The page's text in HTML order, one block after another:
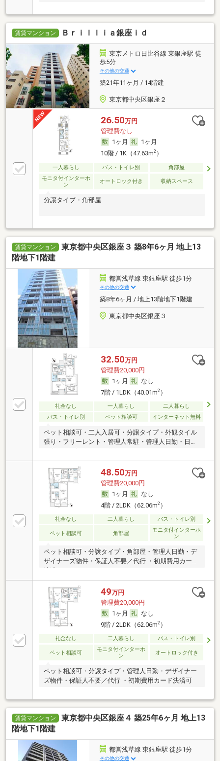
賃貸マンション Ｂｒｉｌｌｉａ銀座ｉｄ
東京メトロ日比谷線 東銀座駅 徒
歩5分
その他の交通
築21年11ヶ月 / 14階建
東京都中央区銀座２
26.50万円
管理費なし
1ヶ月
1ヶ月
10階 / 1K（47.63m2）
一人暮らし バス・トイレ別
角部屋
モニタ付インターホ
ン
オートロック付き 収納スペース
分譲タイプ・角部屋
賃貸マンション
東京都中央区銀座３ 築8年6ヶ月 地上13
階地下1階建
都営浅草線 東銀座駅 徒歩1分
その他の交通
築8年6ヶ月 / 地上13階地下1階建
東京都中央区銀座３
32.50万円
管理費20,000円
1ヶ月
なし
7階 / 1LDK（40.01m2）
礼金なし 一人暮らし
二人暮らし
バス・トイレ別
ペット相談可 インターネット無料
ペット相談可・二人入居可・分譲タイプ・外観タイル
張り・フリーレント・管理人常駐・管理人日勤・日当
48.50万円
管理費20,000円
1ヶ月
なし
4階 / 2LDK（62.06m2）
礼金なし 二人暮らし バス・トイレ別
ペット相談可 角部屋
モニタ付インターホ
ン
ペット相談可・分譲タイプ・角部屋・管理人日勤・デ
ザイナーズ物件・保証人不要／代行 ・初期費用カード
49万円
管理費20,000円
1ヶ月
なし
9階 / 2LDK（62.06m2）
礼金なし 二人暮らし バス・トイレ別
ペット相談可
モニタ付インターホ
ン
オートロック付き
ペット相談可・分譲タイプ・管理人日勤・デザイナー
ズ物件・保証人不要／代行 ・初期費用カード決済可
賃貸マンション
東京都中央区銀座４ 築25年6ヶ月 地上13
階地下1階建
都営浅草線 東銀座駅 徒歩1分
その他の交通